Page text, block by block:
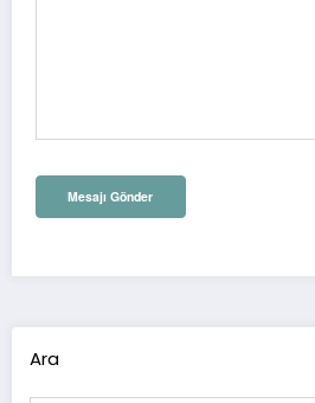
Ara